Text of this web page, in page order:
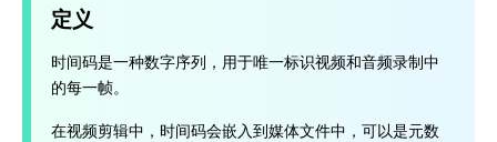
定义
时间码是一种数字序列，用于唯一标识视频和音频录制中
的每一帧。
在视频剪辑中，时间码会嵌入到媒体文件中，可以是元数